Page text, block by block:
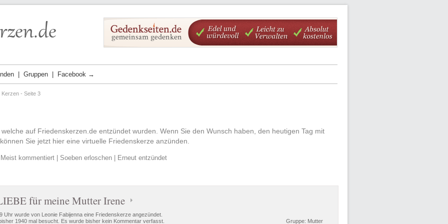
Gruppen Facebook →
Kerzen - Seite 3
auf Friedenskerzen.de entzündet wurden. Wenn Sie den Wunsch haben, den heutigen Tag mit
Sie jetzt hier eine virtuelle Friedenskerze anzünden.
Meist kommentiert Soeben erloschen Erneut entzündet
für meine Mutter Irene
Uhr wurde von Leonie Fabijenna eine Friedenskerze angezündet.
1940 mal besucht. Es wurde bisher kein Kommentar verfasst.
Gruppe: Mutter